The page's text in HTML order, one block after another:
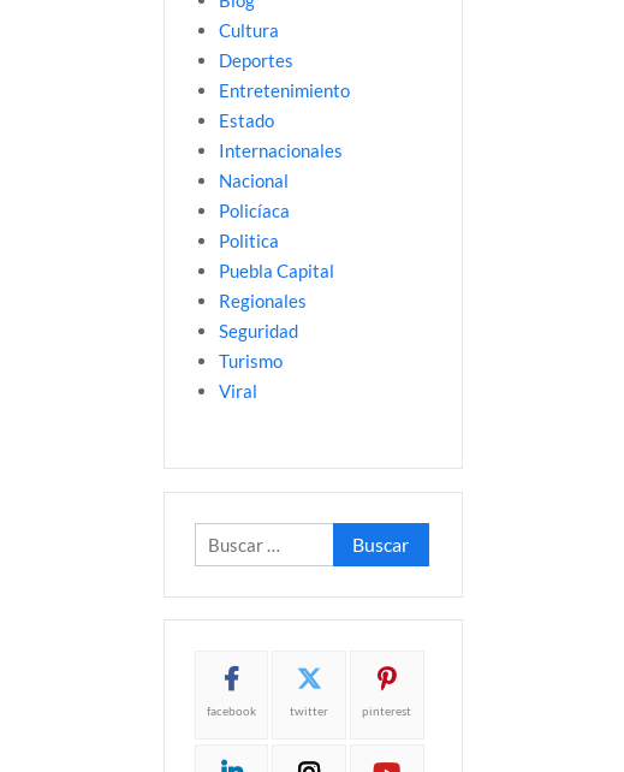
Cultura
Deportes
Entretenimiento
Estado
Internacionales
Nacional
Policíaca
Politica
Puebla Capital
Regionales
Seguridad
Turismo
Viral
Buscar:
facebook twitter pinterest